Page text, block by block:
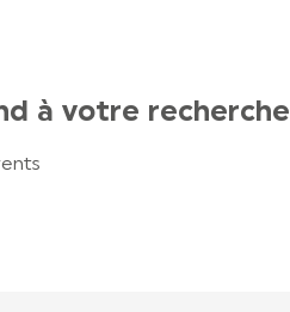
à votre recherche